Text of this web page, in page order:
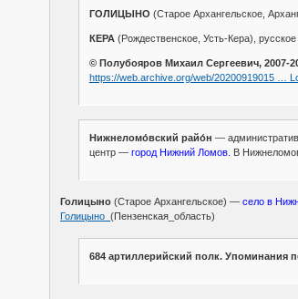
ГОЛИЦЫНО (Старое Архангельское,
КЕРА(Рождественское, Усть-Кера),
© Полубояров Михаил Сергеевич, 2007-
https://web.archive.org/web/20200919015 …
Нижнеломо́вский райо́н —
центр — город Нижний Ломов. В
Голицыно (Старое Архангельское) —село в
Голицыно_(Пензенская_область)
684 артиллерийский полк. Упоминания